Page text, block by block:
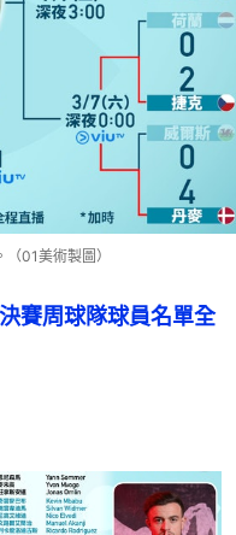
01美術製圖）
賽周球隊球員名單全